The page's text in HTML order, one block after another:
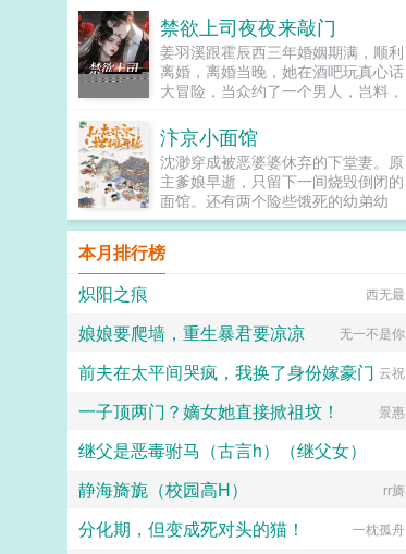
思。无奈之下，他只能运用前世的知
识（番剧）储备，开始打造属于自己
的卡牌。山本元柳斋重国碎蜂朽木白
哉杀人集团显露狰狞獠牙。千手柱间
千手扉间猿飞日斩火之意志于此显
结。...
禁欲上司夜夜来敲门
姜羽溪跟霍辰西三年婚姻期满，顺利
离婚，离婚当晚，她在酒吧玩真心话
大冒险，当众约了一个男人，岂料，
还是刚跟她离婚的前夫！前夫当面阴
阳她将心思好好放在工作上，没必要
背后搞小动作。然后转身背地里打电
话约她吃饭。姜羽溪反手就将霍辰西
拉进黑名单，她尽职尽责做着自己的
工作，传言霍辰西当初是为了白月光
出国，现在每天粘着她是怎么回事？
姜羽溪一直小心隐瞒着自己的身份，
直到某天夜里，霍辰西将她抵在角
落，叫出了她以前的名字，老婆，我
们复婚好不好？...
汴京小面馆
沈渺穿成被恶婆婆休弃的下堂妻。原
主爹娘早逝，只留下一间烧毁倒闭的
面馆。还有两个险些饿死的幼弟幼
妹。人人皆道她可怜命苦。前夫一家
更是想看她笑话。而上辈子祖孙三代
都是厨子的...
本月排行榜
炽阳之痕
西无最
娘娘要爬墙，重生暴君要凉凉 无一不是你
前夫在太平间哭疯，我换了身份嫁豪门 云祝
一子顶两门？嫡女她直接掀祖坟！ 景惠
继父是恶毒驸马（古言h）（继父女）
公子缺斤少两
静海旖旎（校园高H） rr旖
分化期，但变成死对头的猫！ 一枕孤舟